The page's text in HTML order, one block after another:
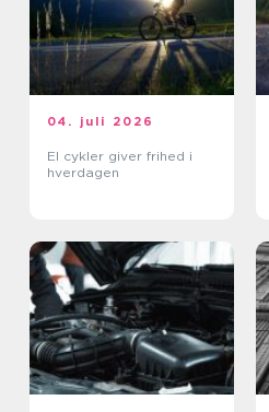
04. juli 2026
El cykler giver frihed i
hverdagen